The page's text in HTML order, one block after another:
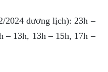
2024 dương lịch): 23h –
– 13h, 13h – 15h, 17h –